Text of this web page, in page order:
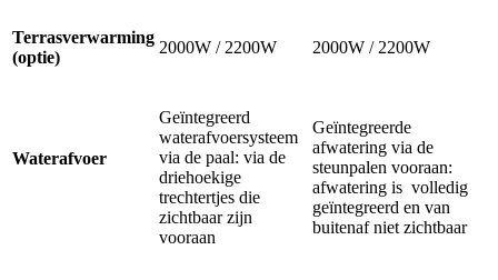
Terrasverwarming
(optie)
2000W / 2200W 2000W / 2200W
Waterafvoer
Geïntegreerd
waterafvoersysteem
via de paal: via de
driehoekige
trechtertjes die
zichtbaar zijn
vooraan
Geïntegreerde
afwatering via de
steunpalen vooraan:
afwatering is volledig
geïntegreerd en van
buitenaf niet zichtbaar